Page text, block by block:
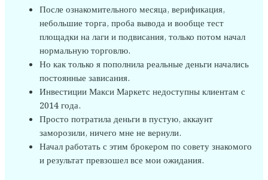
После ознакомительного месяца, верификация,
небольшие торга, проба вывода и вообще тест
площадки на лаги и подвисания, только потом начал
нормальную торговлю.
Но как только я пополнила реальные деньги начались
постоянные зависания.
Инвестиции Макси Маркетс недоступны клиентам с
2014 года.
Просто потратила деньги в пустую, аккаунт
заморозили, ничего мне не вернули.
Начал работать с этим брокером по совету знакомого
и результат превзошел все мои ожидания.